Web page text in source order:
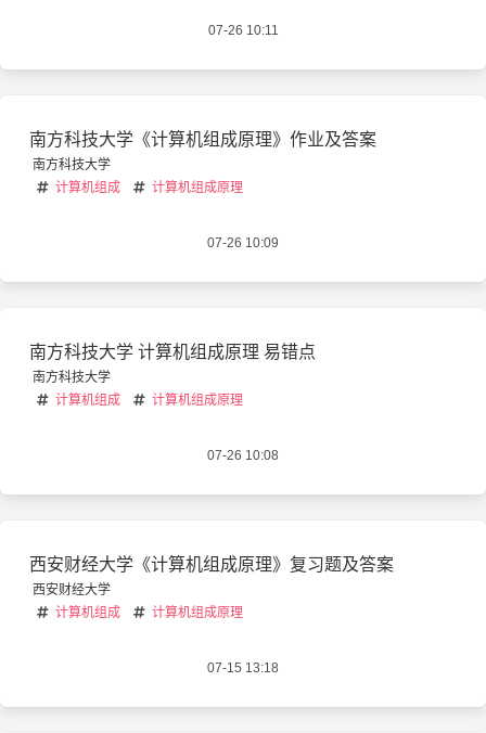
07-26 10:11
南方科技大学《计算机组成原理》作业及答案
南方科技大学
计算机组成
计算机组成原理
07-26 10:09
南方科技大学 计算机组成原理 易错点
南方科技大学
计算机组成
计算机组成原理
07-26 10:08
西安财经大学《计算机组成原理》复习题及答案
西安财经大学
计算机组成
计算机组成原理
07-15 13:18